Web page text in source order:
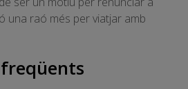
una raó més per viatjar amb